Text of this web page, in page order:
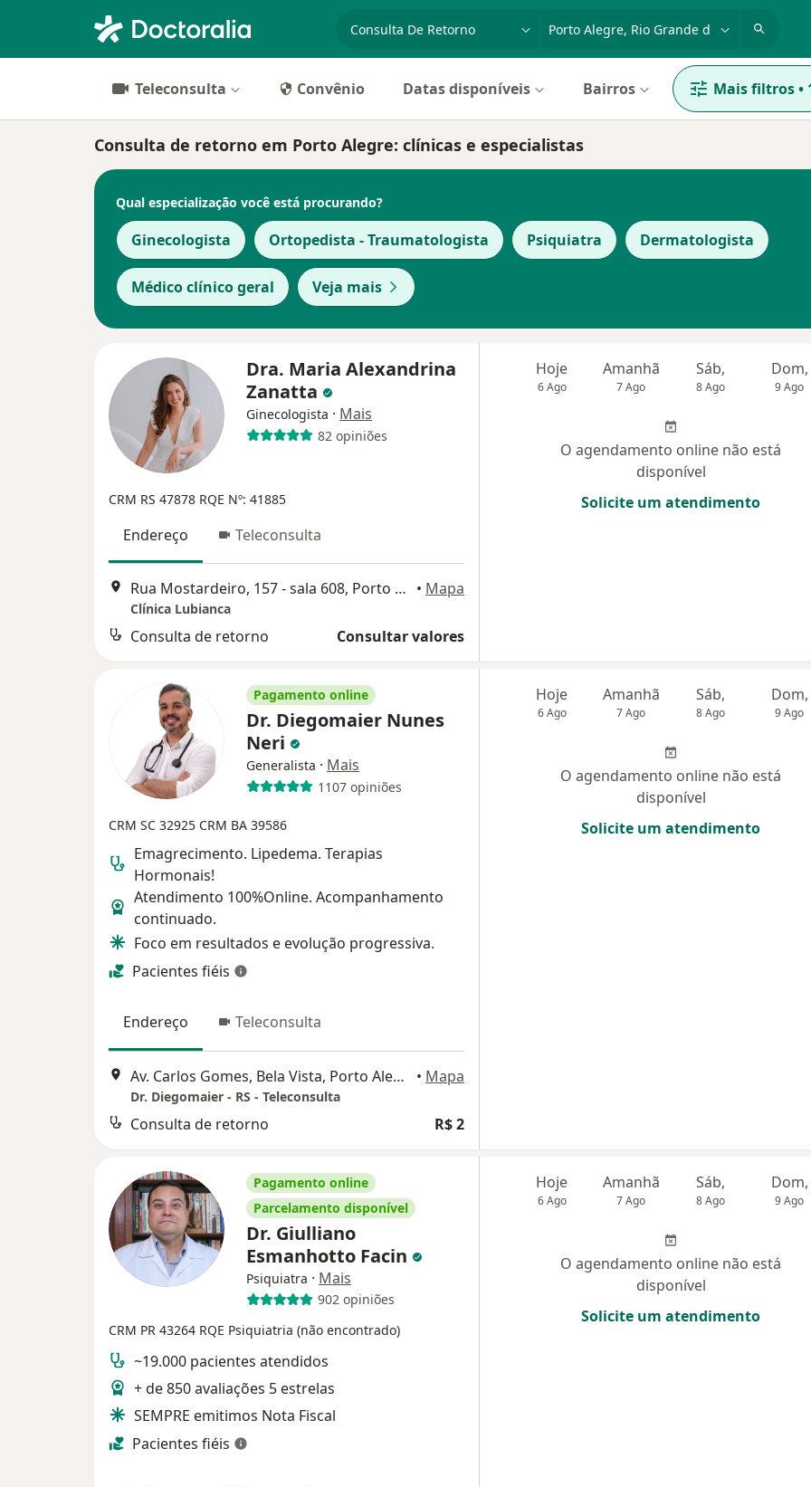
Teleconsulta Convênio Datas disponíveis Bairros Mais filtros•
Consulta de retorno em Porto Alegre: clínicas e especialistas
Qual especialização você está procurando?
Ginecologista Ortopedista - Traumatologista Psiquiatra Dermatologista
Médico clínico geral Veja mais
Dra. Maria Alexandrina
Zanatta
Ginecologista · Mais
82 opiniões
CRM RS 47878 RQE Nº: 41885
Endereço Teleconsulta
Rua Mostardeiro, 157 - sala 608, Porto Alegre • Mapa
Clínica Lubianca
Consulta de retorno Consultar valores
Hoje
6 Ago
Amanhã
7 Ago
Sáb,
8 Ago
Dom,
9 Ago
O agendamento online não está
disponível
Solicite um atendimento
Pagamento online
Dr. Diegomaier Nunes
Neri
Generalista · Mais
1107 opiniões
CRM SC 32925 CRM BA 39586
Emagrecimento. Lipedema. Terapias
Hormonais!
Atendimento 100%Online. Acompanhamento
continuado.
Foco em resultados e evolução progressiva.
Pacientes fiéis
Endereço Teleconsulta
Av. Carlos Gomes, Bela Vista, Porto Alegre - RS, Porto Alegre • Mapa
Dr. Diegomaier - RS - Teleconsulta
Consulta de retorno R$ 2
Hoje
6 Ago
Amanhã
7 Ago
Sáb,
8 Ago
Dom,
9 Ago
O agendamento online não está
disponível
Solicite um atendimento
Pagamento online
Parcelamento disponível
Dr. Giulliano
Esmanhotto Facin
Psiquiatra · Mais
902 opiniões
CRM PR 43264 RQE Psiquiatria (não encontrado)
~19.000 pacientes atendidos
+ de 850 avaliações 5 estrelas
SEMPRE emitimos Nota Fiscal
Pacientes fiéis
Hoje
6 Ago
Amanhã
7 Ago
Sáb,
8 Ago
Dom,
9 Ago
O agendamento online não está
disponível
Solicite um atendimento